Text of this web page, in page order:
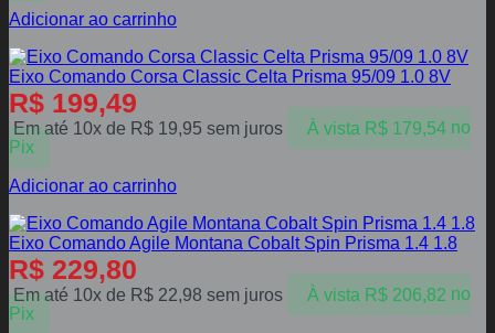
Adicionar ao carrinho
Eixo Comando Corsa Classic Celta Prisma 95/09 1.0 8V
R$ 199,49
Em até 10x de R$ 19,95 sem juros À vista R$179,54 no
Pix
Adicionar ao carrinho
Eixo Comando Agile Montana Cobalt Spin Prisma 1.4 1.8
R$ 229,80
Em até 10x de R$ 22,98 sem juros À vista R$206,82 no
Pix